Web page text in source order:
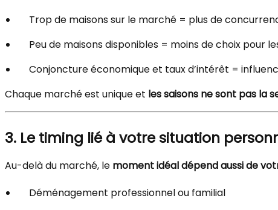
Trop de maisons sur le marché = plus de
Peu de maisons disponibles = moins de choix
Conjoncture économique et taux d’intérêt =
Chaque marché est unique et les saisons ne sont pas la
3. Le timing lié à votre situation
Au-delà du marché, le moment idéal dépend aussi de
Déménagement professionnel ou familial